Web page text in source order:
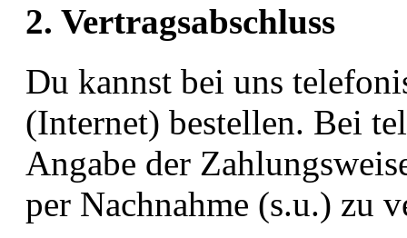
2. Vertragsabschluss
Du kannst bei uns
(Internet) bestellen. Bei
Angabe der
per Nachnahme (s.u.) zu